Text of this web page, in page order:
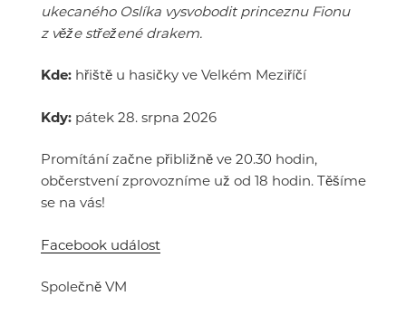
ukecaného Oslíka vysvobodit princeznu Fionu
z věže střežené drakem.
Kde: hřiště u hasičky ve Velkém Meziříčí
Kdy: pátek 28. srpna 2026
Promítání začne přibližně ve 20.30 hodin,
občerstvení zprovozníme už od 18 hodin. Těšíme
se na vás!
Facebook událost
Společně VM